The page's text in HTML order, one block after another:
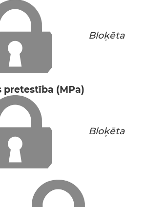
Bloķēta
pretestība (MPa)
Bloķēta